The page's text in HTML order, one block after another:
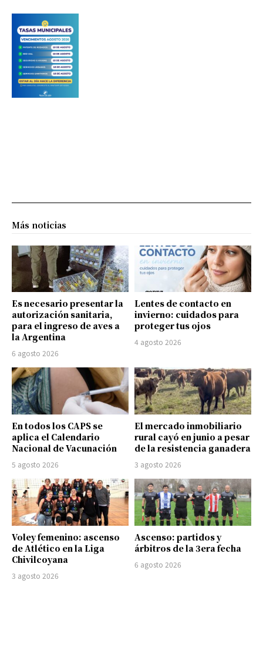
Más noticias
Es necesario presentar la
autorización sanitaria,
para el ingreso de aves a
la Argentina
6 agosto 2026
Lentes de contacto en
invierno: cuidados para
proteger tus ojos
4 agosto 2026
En todos los CAPS se
aplica el Calendario
Nacional de Vacunación
5 agosto 2026
El mercado inmobiliario
rural cayó en junio a pesar
de la resistencia ganadera
3 agosto 2026
Voley femenino: ascenso
de Atlético en la Liga
Chivilcoyana
3 agosto 2026
Ascenso: partidos y
árbitros de la 3era fecha
6 agosto 2026